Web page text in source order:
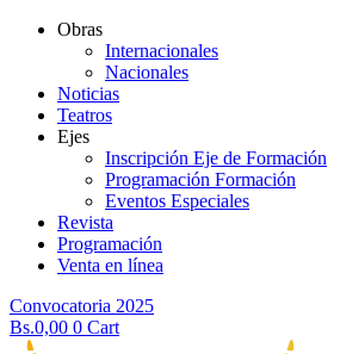
Obras
Internacionales
Nacionales
Noticias
Teatros
Ejes
Inscripción Eje de Formación
Programación Formación
Eventos Especiales
Revista
Programación
Venta en línea
Convocatoria 2025
Bs.0,00 0 Cart